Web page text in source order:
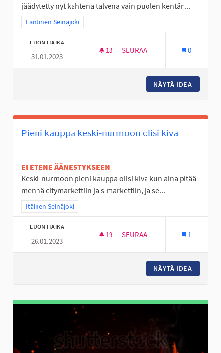
jäädytetty nyt kahtena talvena vain puolen kentän...
Rajaa tulokset teeman mukaan: Läntinen Seinäjoki
Läntinen Seinäjoki
LUONTIAIKA
31.01.2023
18 18 SEURAAJAA
SEURAA 0
NÄYTÄ IDEA
Pieni kauppa keski-nurmoon olisi kiva
EI ETENE ÄÄNESTYKSEEN
Keski-nurmoon pieni kauppa olisi kiva kun aina pitää
mennä citymarkettiin ja s-markettiin, ja se...
Rajaa tulokset teeman mukaan: Itäinen Seinäjoki
Itäinen Seinäjoki
LUONTIAIKA
26.01.2023
19 19 SEURAAJAA
SEURAA 1
NÄYTÄ IDEA